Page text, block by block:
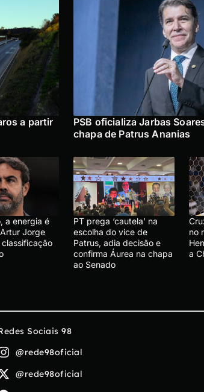
a partir
PSB oficializa Jarbas
chapa de Patrus Ananias
a energia é
Jorge
PT prega ‘cautela’ na
escolha do vice de
Patrus, adia decisão e
confirma Áurea na chapa
ao Senado
no
a
Sociais 98
@rede98oficial
@rede98oficial